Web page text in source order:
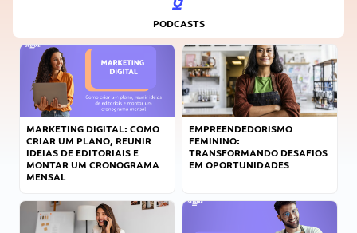
PODCASTS
MARKETING DIGITAL: COMO
CRIAR UM PLANO, REUNIR
IDEIAS DE EDITORIAIS E
MONTAR UM CRONOGRAMA
MENSAL
EMPREENDEDORISMO
FEMININO:
TRANSFORMANDO DESAFIOS
EM OPORTUNIDADES